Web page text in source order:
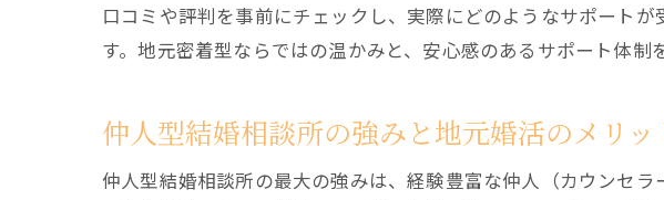
スキンシップ
結婚相談所の
短期間で成婚を目
結婚相談所の3
口コミや評判を事前にチェックし、実際にどのようなサポート
す。地元密着型ならではの温かみと、安心感のあるサポート体制
仲人型結婚相談所の強みと地元婚活のメリッ
仲人型結婚相談所の最大の強みは、経験豊富な仲人（カウンセ